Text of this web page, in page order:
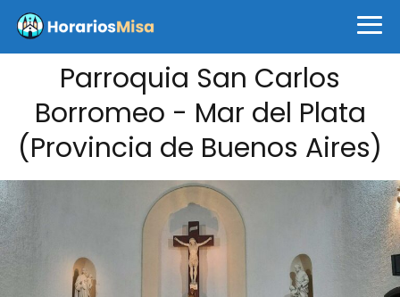
Parroquia San Carlos
Borromeo - Mar del Plata
(Provincia de Buenos Aires)